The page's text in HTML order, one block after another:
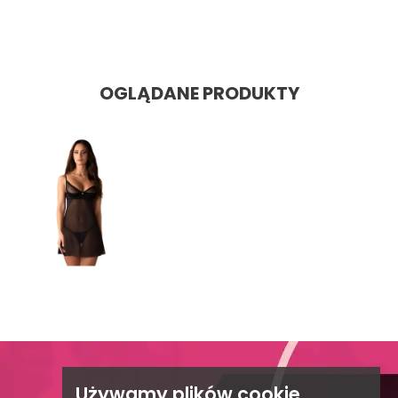
OGLĄDANE PRODUKTY
